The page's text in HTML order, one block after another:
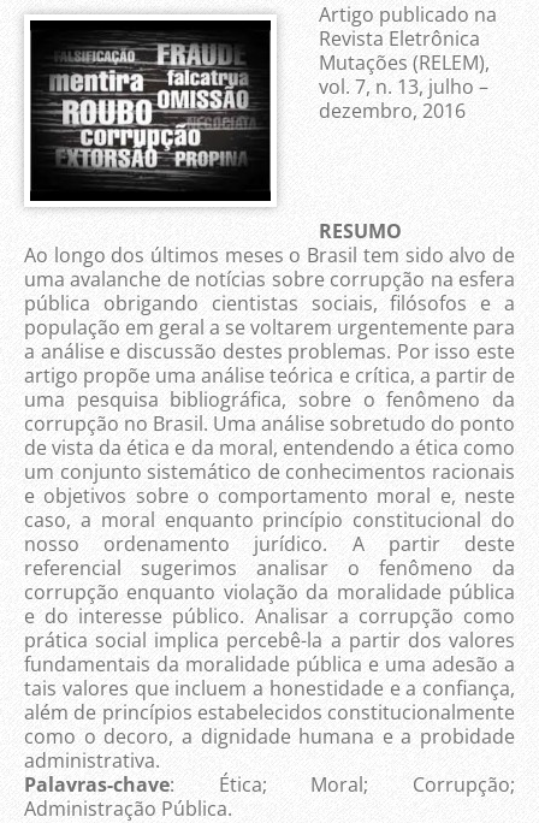
Artigo publicado na
Revista Eletrônica
Mutações (RELEM),
vol. 7, n. 13, julho –
dezembro, 2016
RESUMO
Ao longo dos últimos meses o Brasil tem sido alvo de
uma avalanche de notícias sobre corrupção na esfera
pública obrigando cientistas sociais, filósofos e a
população em geral a se voltarem urgentemente para
a análise e discussão destes problemas. Por isso este
artigo propõe uma análise teórica e crítica, a partir de
uma pesquisa bibliográfica, sobre o fenômeno da
corrupção no Brasil. Uma análise sobretudo do ponto
de vista da ética e da moral, entendendo a ética como
um conjunto sistemático de conhecimentos racionais
e objetivos sobre o comportamento moral e, neste
caso, a moral enquanto princípio constitucional do
nosso ordenamento jurídico. A partir deste
referencial sugerimos analisar o fenômeno da
corrupção enquanto violação da moralidade pública
e do interesse público. Analisar a corrupção como
prática social implica percebê-la a partir dos valores
fundamentais da moralidade pública e uma adesão a
tais valores que incluem a honestidade e a confiança,
além de princípios estabelecidos constitucionalmente
como o decoro, a dignidade humana e a probidade
administrativa.
Palavras-chave: Ética; Moral; Corrupção;
Administração Pública.